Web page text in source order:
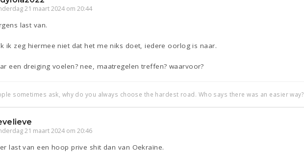
21 maart 2024 om 20:44
last van.
ik zeg hiermee niet dat het me niks doet, iedere oorlog is naar.
een dreiging voelen? nee, maatregelen treffen? waarvoor?
sometimes ask, why do you always choose the hardest road. Who says there was an easier way?
21 maart 2024 om 20:46
last van een hoop prive shit dan van Oekraïne.